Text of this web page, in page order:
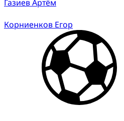
Газиев Артём
Корниенков Егор